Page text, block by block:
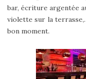
bar, écriture argentée
violette sur la
bon moment.